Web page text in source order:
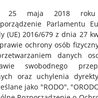
Roz 128-
kolor Paczka 7 szt
zł
25 maja 2018 roku
Parlamentu
(UE) 2016/679 z dnia 27
ochrony osób
danych
swobodnego
oraz uchylenia
jako "RODO",